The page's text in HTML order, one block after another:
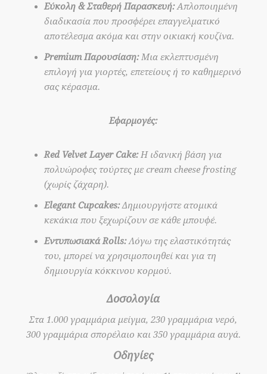
Εύκολη & Σταθερή Παρασκευή:Απλοποιημένη
διαδικασία που προσφέρει επαγγελματικό
αποτέλεσμα ακόμα και στην οικιακή κουζίνα.
Premium Παρουσίαση:Μια εκλεπτυσμένη
επιλογή για γιορτές, επετείους ή το καθημερινό
σας κέρασμα.
Εφαρμογές:
Red Velvet Layer Cake:Η ιδανική βάση για
πολυώροφες τούρτες με cream cheese frosting
(χωρίς ζάχαρη).
Elegant Cupcakes:Δημιουργήστε ατομικά
κεκάκια που ξεχωρίζουν σε κάθε μπουφέ.
Εντυπωσιακά Rolls:Λόγω της ελαστικότητάς
του, μπορεί να χρησιμοποιηθεί και για τη
δημιουργία κόκκινου κορμού.
Δοσολογία
Στα 1.000 γραμμάρια μείγμα, 230 γραμμάρια νερό,
300 γραμμάρια σπορέλαιο και 350 γραμμάρια αυγά.
Οδηγίες